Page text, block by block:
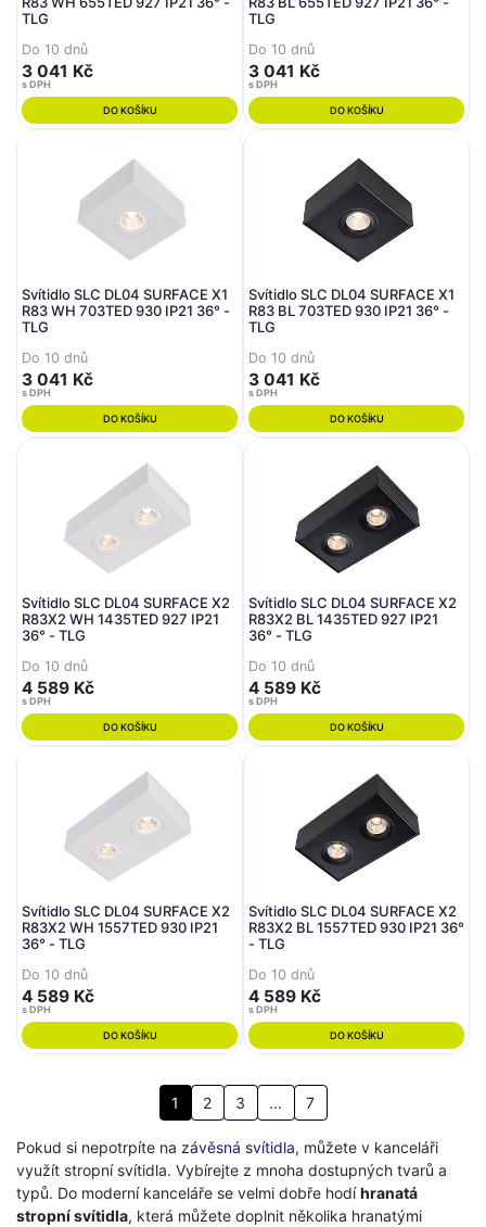
TLG
Do 10 dnů
3 041 Kč
s DPH
DO KOŠÍKU
TLG
Do 10 dnů
3 041 Kč
s DPH
DO KOŠÍKU
Svítidlo SLC DL04 SURFACE X1
R83 WH 703TED 930 IP21 36° -
TLG
Do 10 dnů
3 041 Kč
s DPH
DO KOŠÍKU
Svítidlo SLC DL04 SURFACE X1
R83 BL 703TED 930 IP21 36° -
TLG
Do 10 dnů
3 041 Kč
s DPH
DO KOŠÍKU
Svítidlo SLC DL04 SURFACE X2
R83X2 WH 1435TED 927 IP21
36° - TLG
Do 10 dnů
4 589 Kč
s DPH
DO KOŠÍKU
Svítidlo SLC DL04 SURFACE X2
R83X2 BL 1435TED 927 IP21
36° - TLG
Do 10 dnů
4 589 Kč
s DPH
DO KOŠÍKU
Svítidlo SLC DL04 SURFACE X2
R83X2 WH 1557TED 930 IP21
36° - TLG
Do 10 dnů
4 589 Kč
s DPH
DO KOŠÍKU
Svítidlo SLC DL04 SURFACE X2
R83X2 BL 1557TED 930 IP21 36°
- TLG
Do 10 dnů
4 589 Kč
s DPH
DO KOŠÍKU
1 2 3 ... 7
Pokud si nepotrpíte na závěsná svítidla, můžete v kanceláři
využít stropní svítidla. Vybírejte z mnoha dostupných tvarů a
typů. Do moderní kanceláře se velmi dobře hodíhranatá
stropní svítidla, která můžete doplnit několika hranatými